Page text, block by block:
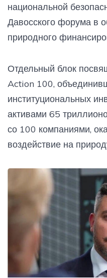
национальной
Давосского форума в
природного
Отдельный блок
Action 100,
институциональных
активами 65
со 100 компаниями,
воздействие на